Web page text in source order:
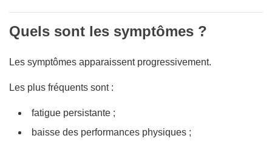
Quels sont les symptômes ?
Les symptômes apparaissent progressivement.
Les plus fréquents sont :
fatigue persistante ;
baisse des performances physiques ;